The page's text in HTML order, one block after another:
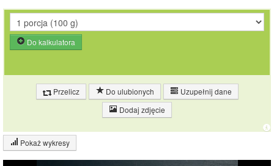
Do kalkulatora
Przelicz Do ulubionych
Uzupełnij dane
Dodaj zdjęcie
Pokaż wykresy
Wykres składu produktu